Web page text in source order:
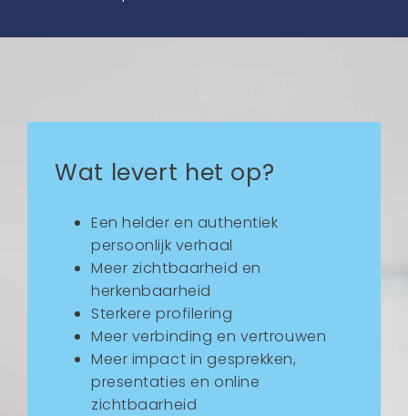
Wat levert het op?
Een helder en authentiek
persoonlijk verhaal
Meer zichtbaarheid en
herkenbaarheid
Sterkere profilering
Meer verbinding en vertrouwen
Meer impact in gesprekken,
presentaties en online
zichtbaarheid